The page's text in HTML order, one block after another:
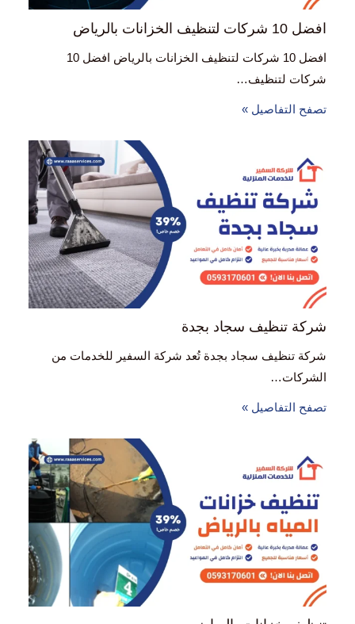
افضل 10 شركات لتنظيف الخزانات بالرياض
افضل 10 شركات لتنظيف الخزانات بالرياض افضل 10
شركات لتنظيف…
تصفح التفاصيل »
شركة تنظيف سجاد بجدة
شركة تنظيف سجاد بجدة تُعد شركة السفير للخدمات من
الشركات…
تصفح التفاصيل »